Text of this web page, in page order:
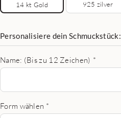
14 kt Gold 925 zilver
Personalisiere dein Schmuckstück:
Name: (Bis zu 12 Zeichen) *
Form wählen *